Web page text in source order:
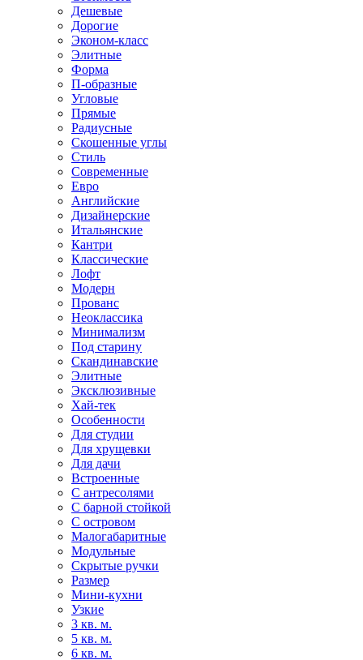
Дешевые
Дорогие
Эконом-класс
Элитные
Форма
П-образные
Угловые
Прямые
Радиусные
Скошенные углы
Стиль
Современные
Евро
Английские
Дизайнерские
Итальянские
Кантри
Классические
Лофт
Модерн
Прованс
Неоклассика
Минимализм
Под старину
Скандинавские
Элитные
Эксклюзивные
Хай-тек
Особенности
Для студии
Для хрущевки
Для дачи
Встроенные
С антресолями
С барной стойкой
С островом
Малогабаритные
Модульные
Скрытые ручки
Размер
Мини-кухни
Узкие
3 кв. м.
5 кв. м.
6 кв. м.